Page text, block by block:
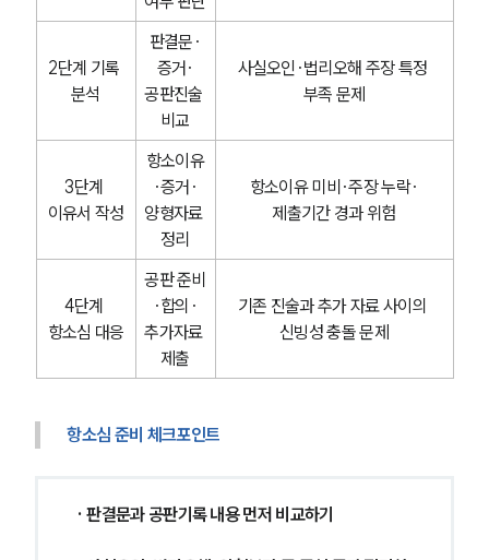
2단계 기록
분석
판결문·
증거·
공판진술
비교
사실오인·법리오해 주장 특정
부족 문제
3단계
이유서 작성
항소이유
·증거·
양형자료
정리
항소이유 미비·주장 누락·
제출기간 경과 위험
4단계
항소심 대응
공판 준비
·합의·
추가자료
제출
기존 진술과 추가 자료 사이의
신빙성 충돌 문제
항소심 준비 체크포인트
· 판결문과 공판기록 내용 먼저 비교하기